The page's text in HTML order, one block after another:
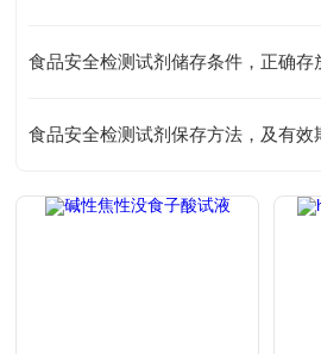
食品安全检测试剂储存条件，正确存
食品安全检测试剂保存方法，及有效